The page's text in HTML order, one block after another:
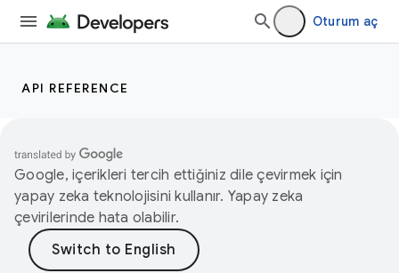
Oturum aç
API REFERENCE
Google, içerikleri tercih ettiğiniz dile çevirmek için
yapay zeka teknolojisini kullanır. Yapay zeka
çevirilerinde hata olabilir.